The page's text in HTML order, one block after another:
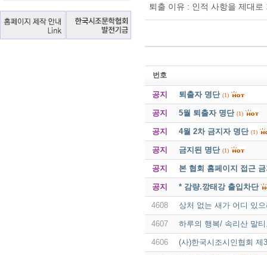
퇴출 이유 : 인적 사항을 제대
번호
공지 퇴출자 명단 (1)
공지 5월 퇴출자 명단 (1)
공지 4월 2차 금지자 명단 (1)
공지 금지된 명단 (1)
공지 본 협회 홈페이지 접근
공지 * 감량.깡태강 출입차단
4608 상처 없는 새가 어디 있으
4607 하루의 행복/ 속리산 말
4606 (사)한국시조시인협회 제